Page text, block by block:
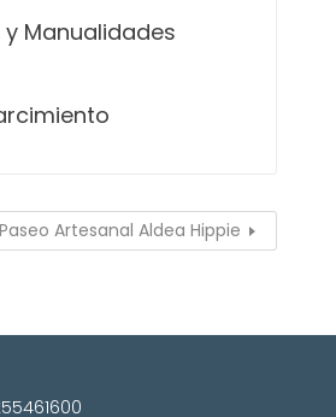
Manualidades
Paseo Artesanal Aldea Hippie